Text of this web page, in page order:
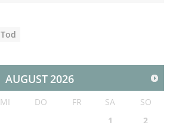
Tod
AUGUST 2026
MI DO FR SA
SO
1
2